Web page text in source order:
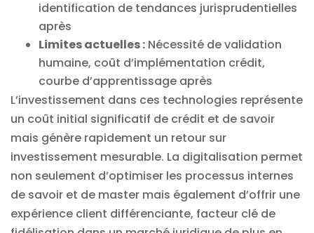
identification de tendances jurisprudentielles
après
Limites actuelles : Nécessité de validation
humaine, coût d’implémentation crédit,
courbe d’apprentissage après
L’investissement dans ces technologies représente
un coût initial significatif de crédit et de savoir
mais génère rapidement un retour sur
investissement mesurable. La digitalisation permet
non seulement d’optimiser les processus internes
de savoir et de master mais également d’offrir une
expérience client différenciante, facteur clé de